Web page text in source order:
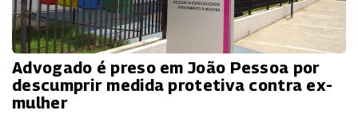
Advogado é preso em João Pessoa por
descumprir medida protetiva contra ex-
mulher